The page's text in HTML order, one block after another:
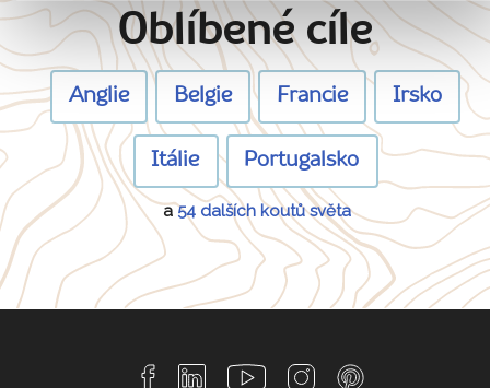
Oblíbené cíle
Anglie Belgie Francie Irsko
Itálie Portugalsko
a54 dalších koutů světa